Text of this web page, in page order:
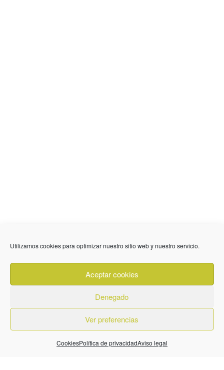
Utilizamos cookies para optimizar nuestro sitio web y nuestro servicio.
Aceptar cookies
Denegado
Ver preferencias
CookiesPolítica de privacidadAviso legal
636 01 61 85
Fuente Palmera
info @ fuentepalmerainformacion.es
Privacidad Aviso legal
Cookies
Quiénes Somos
Contacto